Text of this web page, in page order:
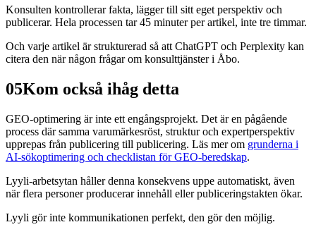
Konsulten kontrollerar fakta, lägger till sitt eget perspektiv och
publicerar. Hela processen tar 45 minuter per artikel, inte tre timmar.
Och varje artikel är strukturerad så att ChatGPT och Perplexity kan
citera den när någon frågar om konsulttjänster i Åbo.
05Kom också ihåg detta
GEO-optimering är inte ett engångsprojekt. Det är en pågående
process där samma varumärkesröst, struktur och expertperspektiv
upprepas från publicering till publicering. Läs mer om grunderna i
AI-sökoptimering och checklistan för GEO-beredskap.
Lyyli-arbetsytan håller denna konsekvens uppe automatiskt, även
när flera personer producerar innehåll eller publiceringstakten ökar.
Lyyli gör inte kommunikationen perfekt, den gör den möjlig.